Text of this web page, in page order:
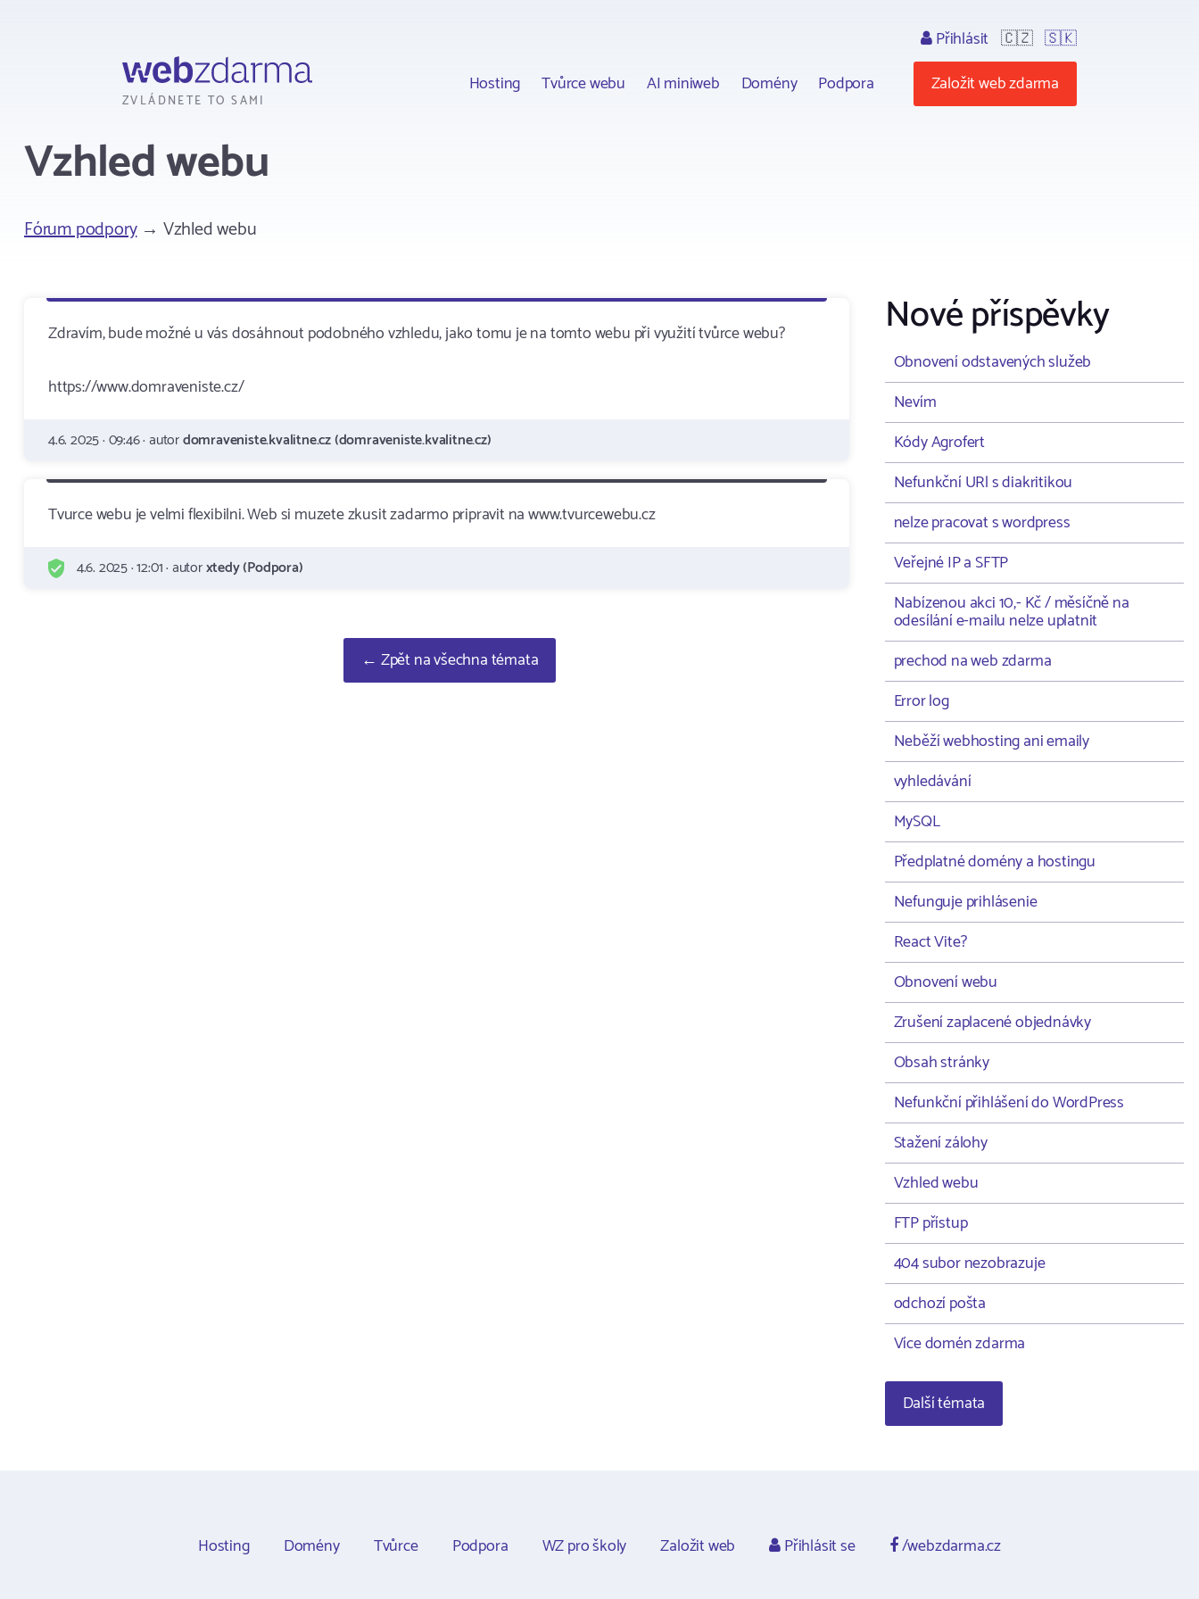
ZVLÁDNETE TO SAMI
Hosting Tvůrce webu AI miniweb Domény Podpora
Přihlásit 🇨🇿 🇸🇰
Založit web zdarma
Vzhled webu
Fórum podpory→ Vzhled webu
Zdravím, bude možné u vás dosáhnout podobného vzhledu, jako tomu je na tomto webu při využití tvůrce webu?
https://www.domraveniste.cz/
4.6. 2025 · 09:46 · autordomraveniste.kvalitne.cz (domraveniste.kvalitne.cz)
Tvurce webu je velmi flexibilni. Web si muzete zkusit zadarmo pripravit na www.tvurcewebu.cz
4.6. 2025 · 12:01 · autorxtedy (Podpora)
← Zpět na všechna témata
Nové příspěvky
Obnovení odstavených služeb
Nevím
Kódy Agrofert
Nefunkční URl s diakritikou
nelze pracovat s wordpress
Veřejné IP a SFTP
Nabízenou akci 10,- Kč / měsíčně na
odesílání e-mailu nelze uplatnit
prechod na web zdarma
Error log
Neběží webhosting ani emaily
vyhledávání
MySQL
Předplatné domény a hostingu
Nefunguje prihlásenie
React Vite?
Obnovení webu
Zrušení zaplacené objednávky
Obsah stránky
Nefunkční přihlášení do WordPress
Stažení zálohy
Vzhled webu
FTP přístup
404 subor nezobrazuje
odchozí pošta
Více domén zdarma
Další témata
Hosting Domény Tvůrce Podpora WZ pro školy Založit web Přihlásit se /webzdarma.cz